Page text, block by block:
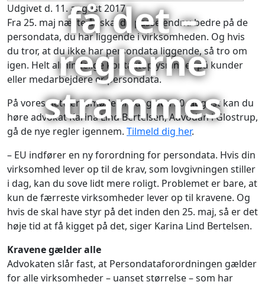
få det –
reglerne
strammes
Udgivet d. 11. august 2017
Fra 25. maj næste år skal du passe endnu bedre på de
persondata, du har liggende i virksomheden. Og hvis
du tror, at du ikke har persondata liggende, så tro om
igen. Helt almindelige kontaktoplysninger på kunder
eller medarbejdere er persondata.
På vores netværksmøde onsdag den 30. august kan du
høre advokat Karina Lind Bertelsen, Advodan i Glostrup,
gå de nye regler igennem. Tilmeld dig her.
– EU indfører en ny forordning for persondata. Hvis din
virksomhed lever op til de krav, som lovgivningen stiller
i dag, kan du sove lidt mere roligt. Problemet er bare, at
kun de færreste virksomheder lever op til kravene. Og
hvis de skal have styr på det inden den 25. maj, så er det
høje tid at få kigget på det, siger Karina Lind Bertelsen.
Kravene gælder alle
Advokaten slår fast, at Persondataforordningen gælder
for alle virksomheder – uanset størrelse – som har